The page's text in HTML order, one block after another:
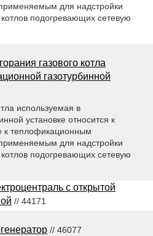
для надстройки
подогревающих сетевую
газового котла
газотурбинной
используемая в
установке относится к
к теплофикационным
для надстройки
подогревающих сетевую
с открытой
// 44171
// 46077